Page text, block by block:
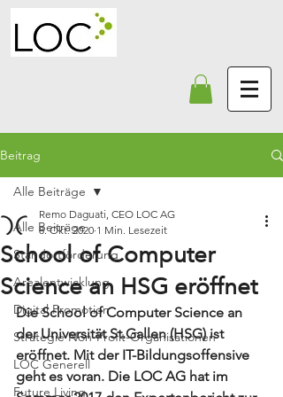
Beitrag
Alle Beiträge
Standortförderung
Arealentwicklung
Digital Promotion
Strategie Non-Profit-Organisationen
LOC Generell
Future Living
Alle Beiträge
School of Computer
Science an HSG eröffnet
Remo Daguati, CEO LOC AG
8. Okt. 2020 1 Min. Lesezeit
Die School of Computer Science an
der Universität St.Gallen (HSG) ist
eröffnet. Mit der IT-Bildungsoffensive
geht es voran. Die LOC AG hat im